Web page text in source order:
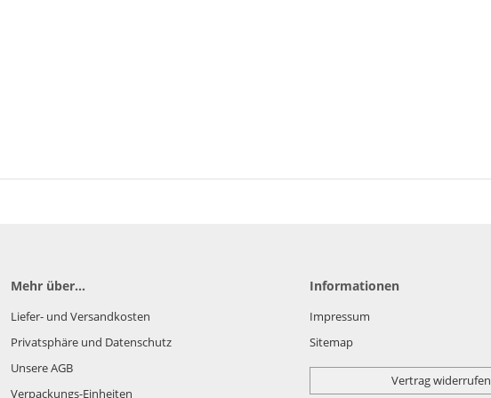
Mehr über...
Liefer- und Versandkosten
Privatsphäre und Datenschutz
Unsere AGB
Verpackungs-Einheiten
Informationen
Impressum
Sitemap
Vertrag widerrufen